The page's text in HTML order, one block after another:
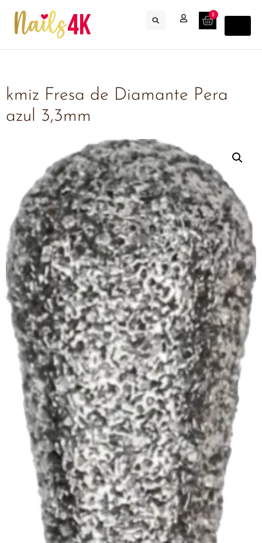
0
kmiz Fresa de Diamante Pera
azul 3,3mm